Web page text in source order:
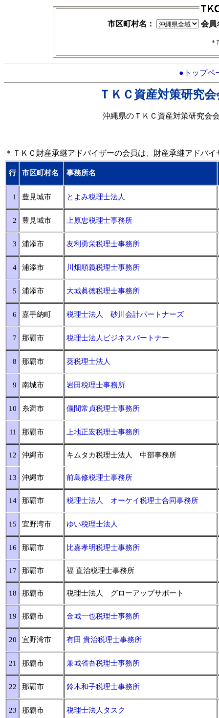
市区町村名： 会員
●トップペ
ＴＫＣ資産対策研究
沖縄県のＴＫＣ資産対策研究会
＊ＴＫＣ財産承継アドバイザーの会員は、財産承継アドバ
行 市区町村名 事務所名
1 豊見城市 とよみ税理士法人
2 豊見城市 上原忠税理士事務所
3 浦添市 友利勇栄税理士事務所
4 浦添市 川畑順義税理士事務所
5 浦添市 大城眞徳税理士事務所
6 嘉手納町 税理士法人 砂川会計パートナーズ
7 那覇市 税理士法人ビジネスパートナー
8 那覇市 葵税理士法人
9 南城市 岩田税理士事務所
10 糸満市 儀間常貞税理士事務所
11 那覇市 上地正宏税理士事務所
12 沖縄市 キムタカ税理士法人 中部事務所
13 沖縄市 前島修税理士事務所
14 那覇市 税理士法人 オーケイ税理士合同事務所
15 宜野湾市 ゆい税理士法人
16 那覇市 比嘉孝明税理士事務所
17 那覇市 福 直治税理士事務所
18 那覇市 税理士法人 グローアップサポート
19 那覇市 金城一也税理士事務所
20 宜野湾市 有田 貴治税理士事務所
21 那覇市 兼城省吾税理士事務所
22 那覇市 鈴木和子税理士事務所
23 那覇市 税理士法人タスク